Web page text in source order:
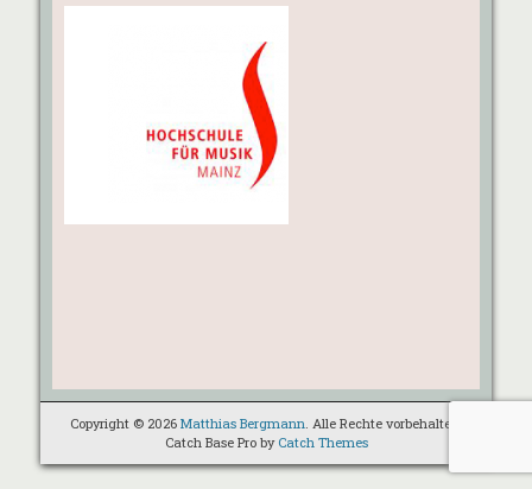
Copyright © 2026 Matthias Bergmann. Alle Rechte vorbehalten.
Catch Base Pro by Catch Themes